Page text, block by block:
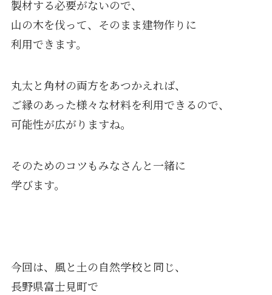
製材する必要がないので、
山の木を伐って、そのまま建物作りに
利用できます。
丸太と角材の両方をあつかえれば、
ご縁のあった様々な材料を利用できるので、
可能性が広がりますね。
そのためのコツもみなさんと一緒に
学びます。
今回は、風と土の自然学校と同じ、
長野県富士見町で